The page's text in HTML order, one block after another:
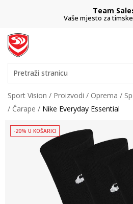
Team
Vaše mjesto za
Pretraži stranicu
Sport Vision Proizvodi Oprema
Čarape
Nike Everyday Essential
-20% U KOŠARICI